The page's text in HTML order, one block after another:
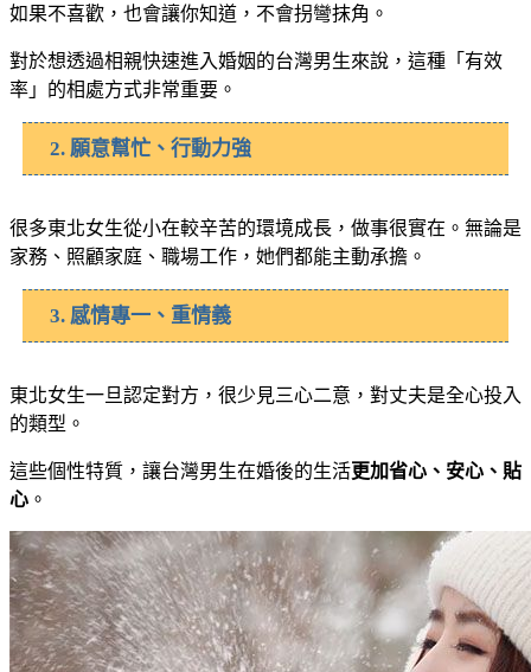
如果不喜歡，也會讓你知道，不會拐彎抹角。
對於想透過相親快速進入婚姻的台灣男生來說，這種「有效
率」的相處方式非常重要。
2. 願意幫忙、行動力強
很多東北女生從小在較辛苦的環境成長，做事很實在。無論是
家務、照顧家庭、職場工作，她們都能主動承擔。
3. 感情專一、重情義
東北女生一旦認定對方，很少見三心二意，對丈夫是全心投入
的類型。
這些個性特質，讓台灣男生在婚後的生活更加省心、安心、貼
心 。